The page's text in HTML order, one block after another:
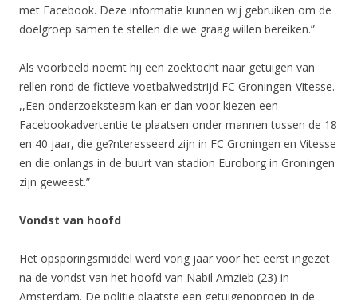
met Facebook. Deze informatie kunnen wij gebruiken om de
doelgroep samen te stellen die we graag willen bereiken.”
Als voorbeeld noemt hij een zoektocht naar getuigen van
rellen rond de fictieve voetbalwedstrijd FC Groningen-Vitesse.
,,Een onderzoeksteam kan er dan voor kiezen een
Facebookadvertentie te plaatsen onder mannen tussen de 18
en 40 jaar, die ge?nteresseerd zijn in FC Groningen en Vitesse
en die onlangs in de buurt van stadion Euroborg in Groningen
zijn geweest.”
Vondst van hoofd
Het opsporingsmiddel werd vorig jaar voor het eerst ingezet
na de vondst van het hoofd van Nabil Amzieb (23) in
Amsterdam. De politie plaatste een getuigenoproep in de